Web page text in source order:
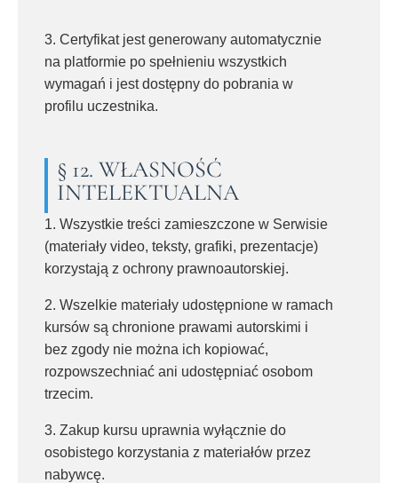
3. Certyfikat jest generowany automatycznie
na platformie po spełnieniu wszystkich
wymagań i jest dostępny do pobrania w
profilu uczestnika.
§ 12. WŁASNOŚĆ
INTELEKTUALNA
1. Wszystkie treści zamieszczone w Serwisie
(materiały video, teksty, grafiki, prezentacje)
korzystają z ochrony prawnoautorskiej.
2. Wszelkie materiały udostępnione w ramach
kursów są chronione prawami autorskimi i
bez zgody nie można ich kopiować,
rozpowszechniać ani udostępniać osobom
trzecim.
3. Zakup kursu uprawnia wyłącznie do
osobistego korzystania z materiałów przez
nabywcę.